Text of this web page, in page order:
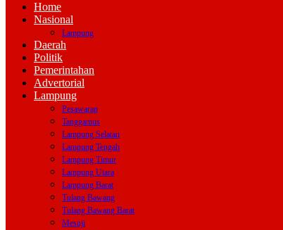
Home
Nasional
Lampung
Daerah
Politik
Pemerintahan
Advertorial
Lampung
Pesawaran
Tanggamus
Lampung Selatan
Lampung Tengah
Lampung Timur
Lampung Utara
Lampung Barat
Tulang Bawang
Tulang Bawang Barat
Mesuji